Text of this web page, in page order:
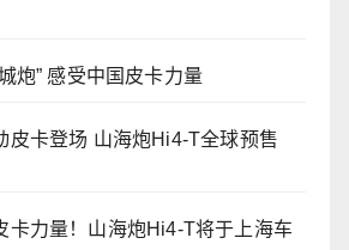
炮” 感受中国皮卡力量
皮卡登场 山海炮Hi4-T全球预售
卡力量！山海炮Hi4-T将于上海车